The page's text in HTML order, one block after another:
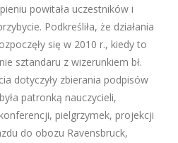
powitała uczestników i
Podkreśliła, że działania
się w 2010 r., kiedy to
sztandaru z wizerunkiem bł.
dotyczyły zbierania podpisów
patronką nauczycieli,
pielgrzymek, projekcji
do obozu Ravensbruck,